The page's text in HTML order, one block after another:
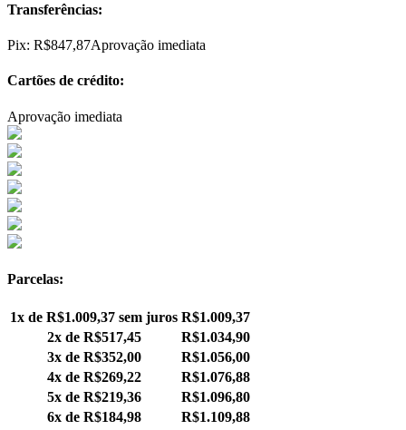
Transferências:
Pix: R$847,87Aprovação imediata
Cartões de crédito:
Aprovação imediata
Parcelas:
1x de R$1.009,37 sem juros R$1.009,37
2x de R$517,45 R$1.034,90
3x de R$352,00 R$1.056,00
4x de R$269,22 R$1.076,88
5x de R$219,36 R$1.096,80
6x de R$184,98 R$1.109,88